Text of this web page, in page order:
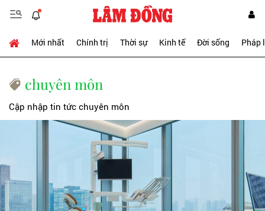
Mới nhất Chính trị Thời sự Kinh tế Đời sống Pháp
chuyên môn
Cập nhập tin tức chuyên môn